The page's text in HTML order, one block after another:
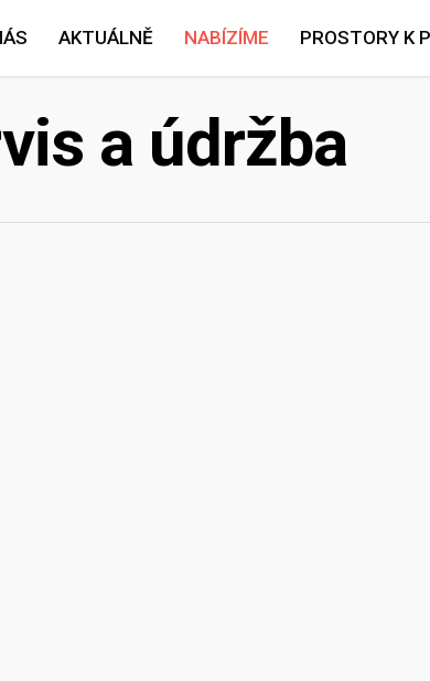
AKTUÁLNĚ NABÍZÍME PROSTORY K
a údržba